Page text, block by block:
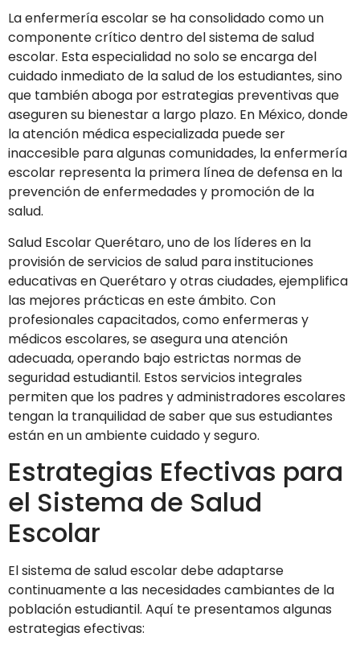
La enfermería escolar se ha consolidado como un
componente crítico dentro del sistema de salud
escolar. Esta especialidad no solo se encarga del
cuidado inmediato de la salud de los estudiantes, sino
que también aboga por estrategias preventivas que
aseguren su bienestar a largo plazo. En México, donde
la atención médica especializada puede ser
inaccesible para algunas comunidades, la enfermería
escolar representa la primera línea de defensa en la
prevención de enfermedades y promoción de la
salud.
Salud Escolar Querétaro, uno de los líderes en la
provisión de servicios de salud para instituciones
educativas en Querétaro y otras ciudades, ejemplifica
las mejores prácticas en este ámbito. Con
profesionales capacitados, como enfermeras y
médicos escolares, se asegura una atención
adecuada, operando bajo estrictas normas de
seguridad estudiantil. Estos servicios integrales
permiten que los padres y administradores escolares
tengan la tranquilidad de saber que sus estudiantes
están en un ambiente cuidado y seguro.
Estrategias Efectivas para
el Sistema de Salud
Escolar
El sistema de salud escolar debe adaptarse
continuamente a las necesidades cambiantes de la
población estudiantil. Aquí te presentamos algunas
estrategias efectivas: